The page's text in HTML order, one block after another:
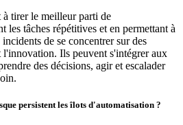
tirer le meilleur parti de
les tâches répétitives et en permettant à
de se concentrer sur des
l'innovation. Ils peuvent s'intégrer aux
des décisions, agir et escalader
persistent les îlots d'automatisation ?